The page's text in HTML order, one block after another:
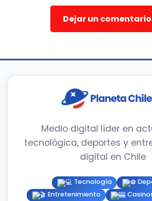
Dejar un comentario
Medio digital líder en
tecnológica, deportes y
digital en Chile
Tecnología
Entretenimiento